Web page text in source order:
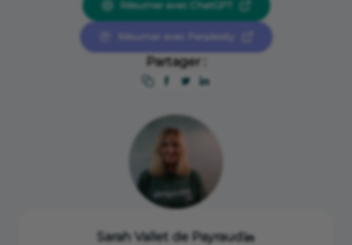
Résumer avec ChatGPT
Résumer avec Perplexity
Partager :
Sarah Vallet de Payraud